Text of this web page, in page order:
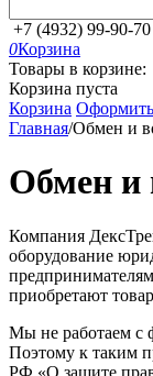
+7 (4932) 99-90-70
0Корзина
Товары в корзине:
Корзина пуста
Корзина Оформить
Главная/Обмен и
Обмен и
Компания
оборудование
приобретают
Мы не работаем с
Поэтому к таким
РФ «О защите